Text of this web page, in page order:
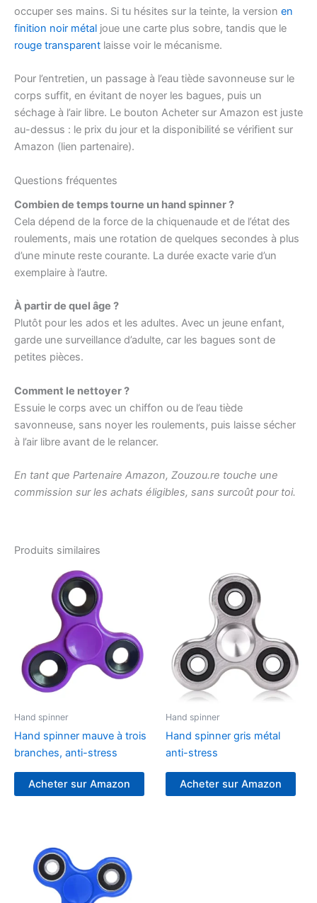
occuper ses mains. Si tu hésites sur la teinte, la version en
finition noir métal joue une carte plus sobre, tandis que le
rouge transparent laisse voir le mécanisme.
Pour l’entretien, un passage à l’eau tiède savonneuse sur le
corps suffit, en évitant de noyer les bagues, puis un
séchage à l’air libre. Le bouton Acheter sur Amazon est juste
au-dessus : le prix du jour et la disponibilité se vérifient sur
Amazon (lien partenaire).
Questions fréquentes
Combien de temps tourne un hand spinner ?
Cela dépend de la force de la chiquenaude et de l’état des
roulements, mais une rotation de quelques secondes à plus
d’une minute reste courante. La durée exacte varie d’un
exemplaire à l’autre.
À partir de quel âge ?
Plutôt pour les ados et les adultes. Avec un jeune enfant,
garde une surveillance d’adulte, car les bagues sont de
petites pièces.
Comment le nettoyer ?
Essuie le corps avec un chiffon ou de l’eau tiède
savonneuse, sans noyer les roulements, puis laisse sécher
à l’air libre avant de le relancer.
En tant que Partenaire Amazon, Zouzou.re touche une
commission sur les achats éligibles, sans surcoût pour toi.
Produits similaires
Hand spinner
Hand spinner mauve à trois
branches, anti-stress
Acheter sur Amazon
Hand spinner
Hand spinner gris métal
anti-stress
Acheter sur Amazon